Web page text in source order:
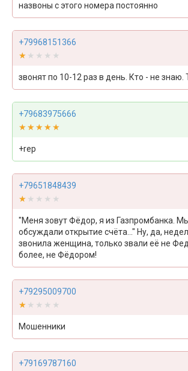
назвоны с этого номера постоянно
+79968151366
★★★★★
★★★★★
звонят по 10-12 раз в день. Кто - не знаю.
+79683975666
★★★★★
★★★★★
+rep
+79651848439
★★★★★
★★★★★
"Меня зовут Фёдор, я из Газпромбанка.
обсуждали открытие счёта..." Ну, да,
звонила женщина, только звали её не
более, не Фёдором!
+79295009700
★★★★★
★★★★★
Мошенники
+79169787160